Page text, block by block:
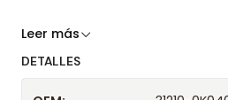
Somos especialistas en
Leer más
DETALLES